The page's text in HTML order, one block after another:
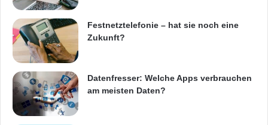
zu viele Daten gespeichert, darunter die
ohnehin recht umfangreichen
Registrierungsdaten, E-Mails und Dateien –
und das mindestens solange der Account
besteht, maximal aber solange es gesetzliche,
vertragliche sowie satzungsmäßige Fristen
Festnetztelefonie – hat sie noch eine
Zukunft?
Datenfresser: Welche Apps verbrauchen
am meisten Daten?